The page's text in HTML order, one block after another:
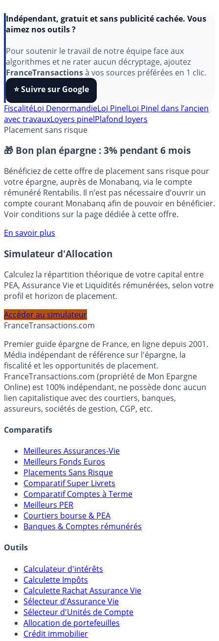
aimez nos outils ?
Pour soutenir le travail de notre équipe face aux
algorithmes et ne rater aucun décryptage, ajoutez
FranceTransactionsà vos sources préférées en 1 clic.
⭐️ Suivre sur Google
FiscalitéLoi Denormandie
Loi Pinel dans l’ancien
Loyers pinel
Placement sans risque
🎁 Bon plan épargne : 3% pendant 6 mois
Bénéficiez de cette offre de placement sans risque pour
votre épargne, auprès de Monabanq, via le compte
rémunéré Rentabilis. Il n’est pas nécessaire d’ouvrir un
Voir conditions sur la page dédiée à cette offre.
En savoir plus
Simulateur d'Allocation
Calculez la répartition théorique de votre capital entre
PEA, Assurance Vie et Liquidités rémunérées, selon votre
profil et horizon de placement.
FranceTransactions.com
Premier guide épargne de France, en ligne depuis 2001.
Média indépendant de référence sur l'épargne, la
fiscalité et les opportunités de placement.
FranceTransactions.com (propriété de Mon Epargne
Online) est 100% indépendant, ne possède donc aucun
lien capitalistique avec des courtiers, banques,
assureurs, sociétés de gestion, CGP, etc.
Comparatifs
Meilleures Assurances-Vie
Meilleurs Fonds Euros
Placements Sans Risque
Comparatif Super Livrets
Comparatif Comptes à Terme
Meilleurs PER
Banques & Comptes rémunérés
Outils
Calculateur d'intérêts
Calculette Impôts
Calculette Rachat Assurance Vie
Sélecteur d'Assurance Vie
Sélecteur d'Unités de Compte